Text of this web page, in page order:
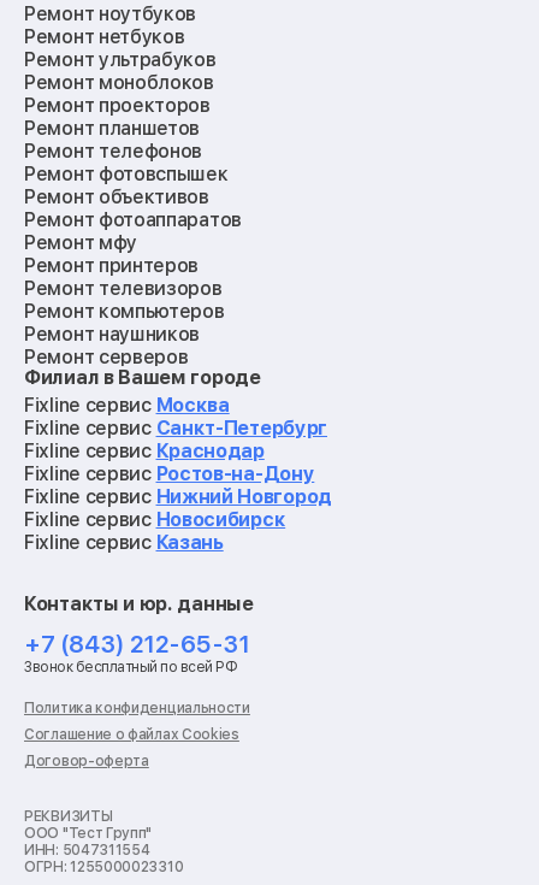
Ремонт ноутбуков
Ремонт нетбуков
Ремонт ультрабуков
Ремонт моноблоков
Ремонт проекторов
Ремонт планшетов
Ремонт телефонов
Ремонт фотовспышек
Ремонт объективов
Ремонт фотоаппаратов
Ремонт мфу
Ремонт принтеров
Ремонт телевизоров
Ремонт компьютеров
Ремонт наушников
Ремонт серверов
Ремонт мониторов
Ремонт квадрокоптеров
Ремонт электросамокатов
Ремонт материнских плат
Ремонт видеокарт
Ремонт кофемашин
Ремонт vr систем
Ремонт игровых приставок
Ремонт роботов-пылесосов
Ремонт холодильников
Ремонт стиральных машин
Ремонт пылесосов
Ремонт варочных панелей
Ремонт духовых шкафов
Ремонт кондиционеров
Ремонт кухонных комбайнов
Ремонт морозильных камер
Ремонт отпаривателей
Ремонт плоттеров
Филиал в Вашем городе
Fixline сервис Москва
Fixline сервис Санкт-Петербург
Fixline сервис Краснодар
Fixline сервис Ростов-на-Дону
Fixline сервис Нижний Новгород
Fixline сервис Новосибирск
Fixline сервис Казань
Контакты и юр. данные
+7 (843) 212-65-31
Звонок бесплатный по всей РФ
Политика конфиденциальности
Соглашение о файлах Cookies
Договор-оферта
РЕКВИЗИТЫ
ООО "Тест Групп"
ИНН: 5047311554
ОГРН: 1255000023310